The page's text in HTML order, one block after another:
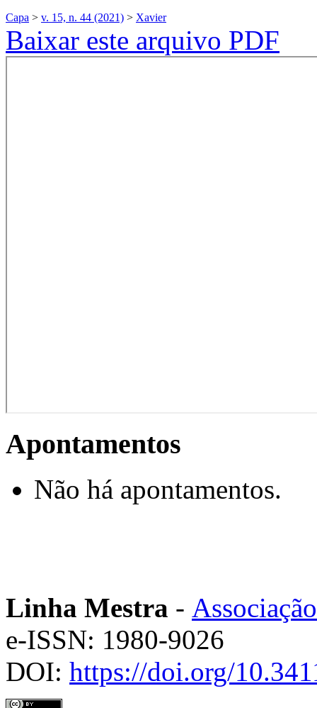
Capa > v. 15, n. 44 (2021) > Xavier
Baixar este arquivo PDF
Apontamentos
Não há apontamentos.
Linha Mestra -
e-ISSN: 1980-9026
DOI: https://doi.org/